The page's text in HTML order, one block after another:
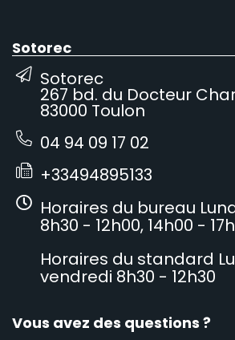
Sotorec
Sotorec
267 bd. du Docteur
83000 Toulon
04 94 09 17 02
+33494895133
Horaires du bureau
8h30 - 12h00, 14h00 -
Horaires du standard
vendredi 8h30 - 12h30
Vous avez des questions ?